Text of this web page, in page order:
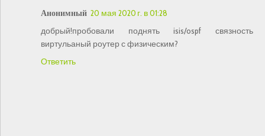
Анонимный 20 мая 2020 г. в 01:28
добрый!пробовали поднять isis/ospf связность
виртульаный роутер с физическим?
Ответить